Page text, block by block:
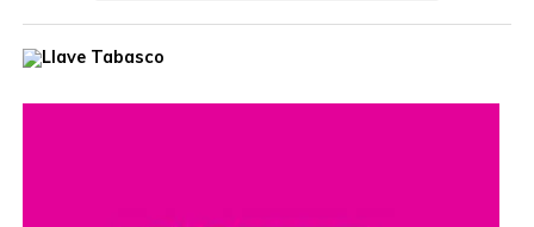
Unidos, que habían ofrecido una recompensa de hasta